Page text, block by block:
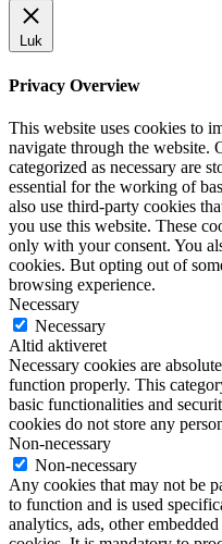
Luk
Privacy Overview
This website uses cookies to
navigate through the website.
categorized as necessary are
essential for the working of
also use third-party cookies
you use this website. These
only with your consent. You
cookies. But opting out of
browsing experience.
Necessary
Necessary
Altid aktiveret
Necessary cookies are
function properly. This
basic functionalities and
cookies do not store any
Non-necessary
Non-necessary
Any cookies that may not be
to function and is used
analytics, ads, other